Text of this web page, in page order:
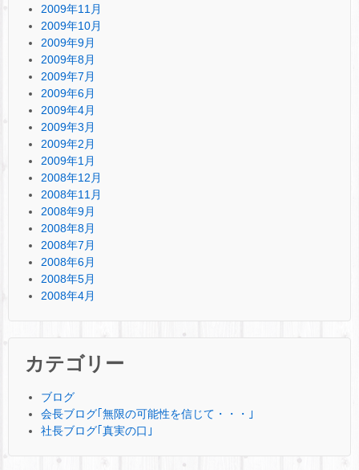
2009年11月
2009年10月
2009年9月
2009年8月
2009年7月
2009年6月
2009年4月
2009年3月
2009年2月
2009年1月
2008年12月
2008年11月
2008年9月
2008年8月
2008年7月
2008年6月
2008年5月
2008年4月
カテゴリー
ブログ
会長ブログ｢無限の可能性を信じて・・・｣
社長ブログ｢真実の口｣